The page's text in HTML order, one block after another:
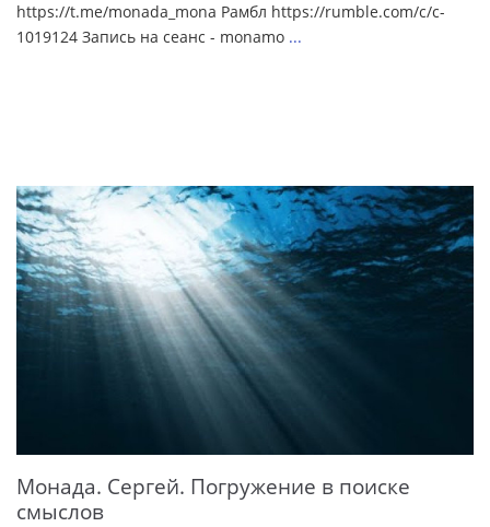
https://t.me/monada_mona Рамбл https://rumble.com/c/c-
1019124 Запись на сеанс - monamo ...
Монада. Сергей. Погружение в поиске
смыслов